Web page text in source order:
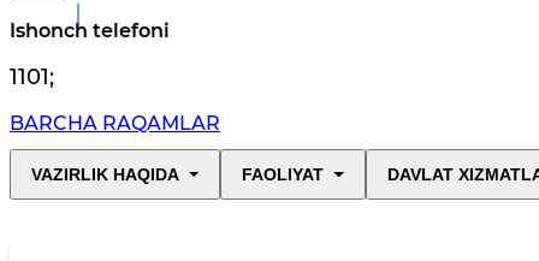
Ishonch telefoni
1101;
BARCHA RAQAMLAR
VAZIRLIK HAQIDA FAOLIYAT DAVLAT